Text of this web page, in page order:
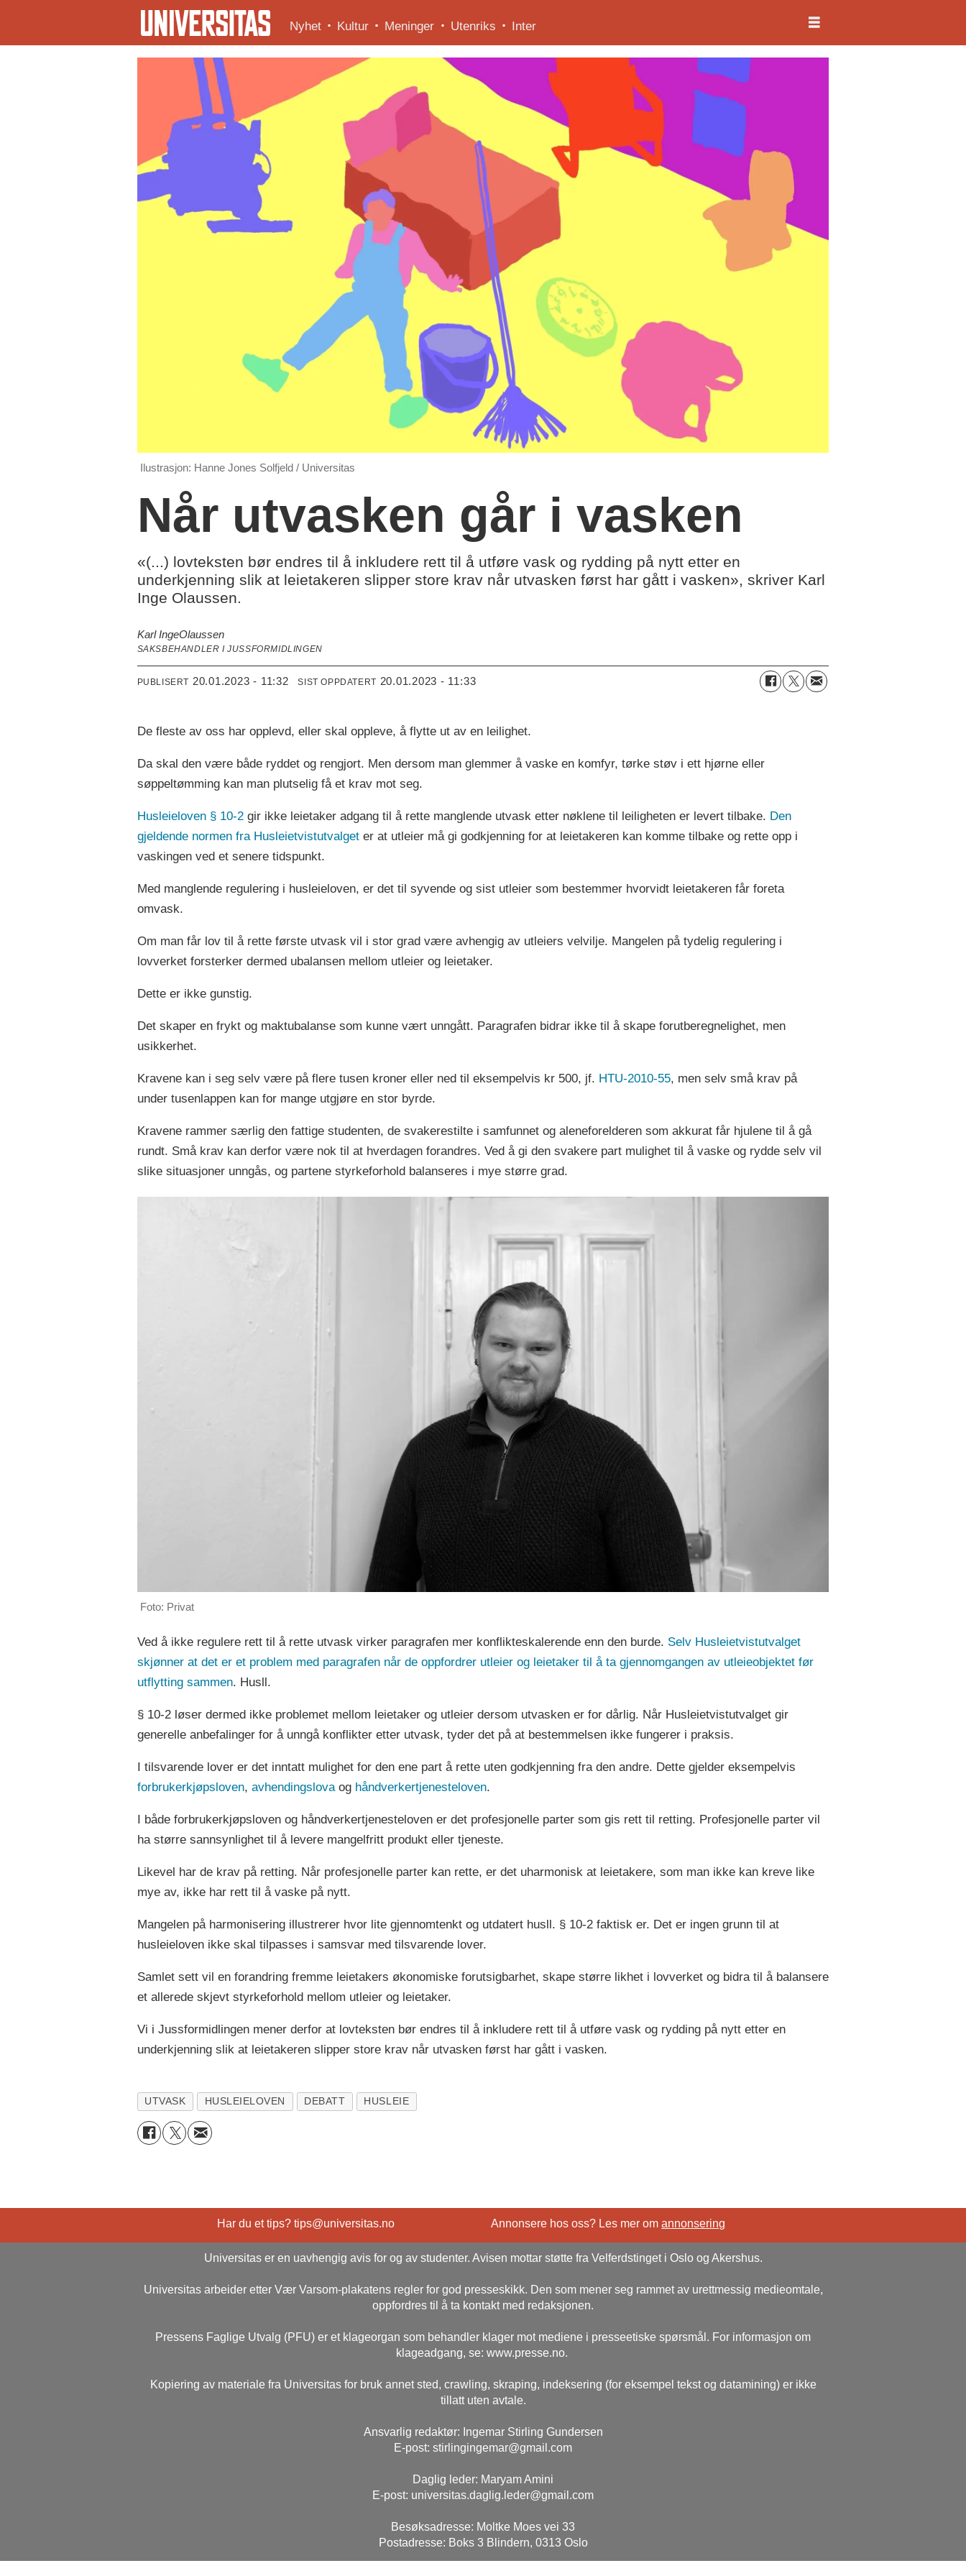
Nyhet Kultur Meninger Utenriks Inter
Ilustrasjon: Hanne Jones Solfjeld / Universitas
Når utvasken går i vasken
«(...) lovteksten bør endres til å inkludere rett til å utføre vask og rydding på nytt etter en
underkjenning slik at leietakeren slipper store krav når utvasken først har gått i vasken», skriver Karl
Inge Olaussen.
Karl IngeOlaussen
SAKSBEHANDLER I JUSSFORMIDLINGEN
PUBLISERT 20.01.2023 - 11:32 SIST OPPDATERT 20.01.2023 - 11:33
De fleste av oss har opplevd, eller skal oppleve, å flytte ut av en leilighet.
Da skal den være både ryddet og rengjort. Men dersom man glemmer å vaske en komfyr, tørke støv i ett hjørne eller
søppeltømming kan man plutselig få et krav mot seg.
Husleieloven § 10-2gir ikke leietaker adgang til å rette manglende utvask etter nøklene til leiligheten er levert tilbake. Den
gjeldende normen fra Husleietvistutvalgeter at utleier må gi godkjenning for at leietakeren kan komme tilbake og rette opp i
vaskingen ved et senere tidspunkt.
Med manglende regulering i husleieloven, er det til syvende og sist utleier som bestemmer hvorvidt leietakeren får foreta
omvask.
Om man får lov til å rette første utvask vil i stor grad være avhengig av utleiers velvilje. Mangelen på tydelig regulering i
lovverket forsterker dermed ubalansen mellom utleier og leietaker.
Dette er ikke gunstig.
Det skaper en frykt og maktubalanse som kunne vært unngått. Paragrafen bidrar ikke til å skape forutberegnelighet, men
usikkerhet.
Kravene kan i seg selv være på flere tusen kroner eller ned til eksempelvis kr 500, jf. HTU-2010-55, men selv små krav på
under tusenlappen kan for mange utgjøre en stor byrde.
Kravene rammer særlig den fattige studenten, de svakerestilte i samfunnet og aleneforelderen som akkurat får hjulene til å gå
rundt. Små krav kan derfor være nok til at hverdagen forandres. Ved å gi den svakere part mulighet til å vaske og rydde selv vil
slike situasjoner unngås, og partene styrkeforhold balanseres i mye større grad.
Foto: Privat
Ved å ikke regulere rett til å rette utvask virker paragrafen mer konflikteskalerende enn den burde. Selv Husleietvistutvalget
skjønner at det er et problem med paragrafen når de oppfordrer utleier og leietaker til å ta gjennomgangen av utleieobjektet før
utflytting sammen. Husll.
§ 10-2 løser dermed ikke problemet mellom leietaker og utleier dersom utvasken er for dårlig. Når Husleietvistutvalget gir
generelle anbefalinger for å unngå konflikter etter utvask, tyder det på at bestemmelsen ikke fungerer i praksis.
I tilsvarende lover er det inntatt mulighet for den ene part å rette uten godkjenning fra den andre. Dette gjelder eksempelvis
forbrukerkjøpsloven, avhendingslovaog håndverkertjenesteloven.
I både forbrukerkjøpsloven og håndverkertjenesteloven er det profesjonelle parter som gis rett til retting. Profesjonelle parter vil
ha større sannsynlighet til å levere mangelfritt produkt eller tjeneste.
Likevel har de krav på retting. Når profesjonelle parter kan rette, er det uharmonisk at leietakere, som man ikke kan kreve like
mye av, ikke har rett til å vaske på nytt.
Mangelen på harmonisering illustrerer hvor lite gjennomtenkt og utdatert husll. § 10-2 faktisk er. Det er ingen grunn til at
husleieloven ikke skal tilpasses i samsvar med tilsvarende lover.
Samlet sett vil en forandring fremme leietakers økonomiske forutsigbarhet, skape større likhet i lovverket og bidra til å balansere
et allerede skjevt styrkeforhold mellom utleier og leietaker.
Vi i Jussformidlingen mener derfor at lovteksten bør endres til å inkludere rett til å utføre vask og rydding på nytt etter en
underkjenning slik at leietakeren slipper store krav når utvasken først har gått i vasken.
UTVASK HUSLEIELOVEN DEBATT HUSLEIE
Har du et tips? tips@universitas.no Annonsere hos oss? Les mer omannonsering
Universitas er en uavhengig avis for og av studenter. Avisen mottar støtte fra Velferdstinget i Oslo og Akershus.
Universitas arbeider etter Vær Varsom-plakatens regler for god presseskikk. Den som mener seg rammet av urettmessig medieomtale,
oppfordres til å ta kontakt med redaksjonen.
Pressens Faglige Utvalg (PFU) er et klageorgan som behandler klager mot mediene i presseetiske spørsmål. For informasjon om
klageadgang, se: www.presse.no.
Kopiering av materiale fra Universitas for bruk annet sted, crawling, skraping, indeksering (for eksempel tekst og datamining) er ikke
tillatt uten avtale.
Ansvarlig redaktør: Ingemar Stirling Gundersen
E-post: stirlingingemar@gmail.com
Daglig leder: Maryam Amini
E-post: universitas.daglig.leder@gmail.com
Besøksadresse: Moltke Moes vei 33
Postadresse: Boks 3 Blindern, 0313 Oslo